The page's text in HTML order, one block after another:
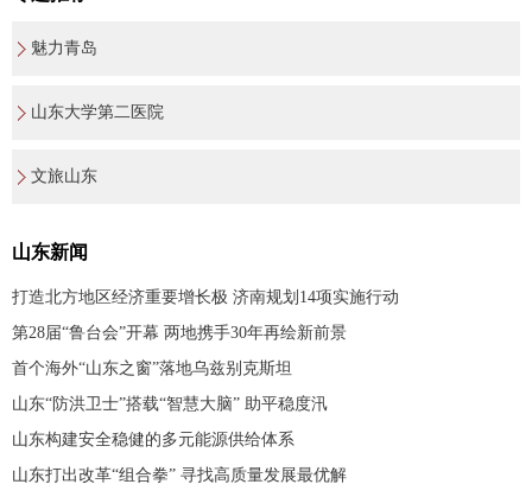
魅力青岛
山东大学第二医院
文旅山东
山东新闻
打造北方地区经济重要增长极 济南规划14项实施行动
第28届“鲁台会”开幕 两地携手30年再绘新前景
首个海外“山东之窗”落地乌兹别克斯坦
山东“防洪卫士”搭载“智慧大脑” 助平稳度汛
山东构建安全稳健的多元能源供给体系
山东打出改革“组合拳” 寻找高质量发展最优解